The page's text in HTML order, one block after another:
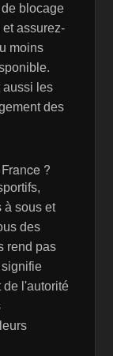
blocage
assurez-
moins
aussi les
des
?
à sous et
des
rend pas
de l'autorité